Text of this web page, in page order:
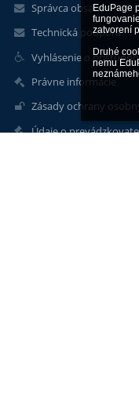
EduPage
zatvorení
Druhé
nemu
Správca obsahu
Technická podpora
Vyhlásenie o
Právne informácie
Zásady ochrany
Údaje o